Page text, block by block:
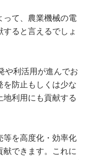
って、農業機械の電
ると言えるでしょ
や利活用が進んでお
を防止もしくは少な
利用にも貢献する
等を高度化・効率化
できます。これに